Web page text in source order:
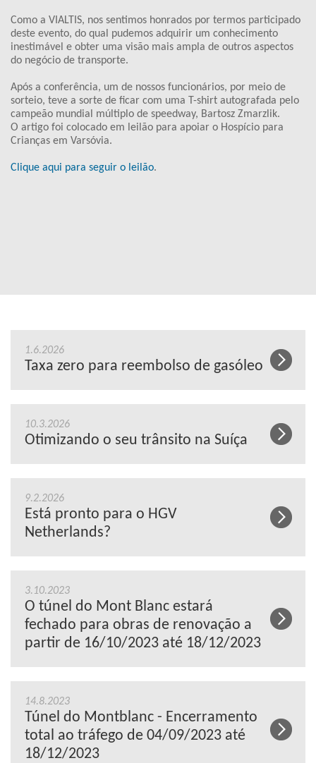
Como a VIALTIS, nos sentimos honrados por termos participado
deste evento, do qual pudemos adquirir um conhecimento
inestimável e obter uma visão mais ampla de outros aspectos
do negócio de transporte.
Após a conferência, um de nossos funcionários, por meio de
sorteio, teve a sorte de ficar com uma T-shirt autografada pelo
campeão mundial múltiplo de speedway, Bartosz Zmarzlik.
O artigo foi colocado em leilão para apoiar o Hospício para
Crianças em Varsóvia.
Clique aqui para seguir o leilão.
1.6.2026
Taxa zero para reembolso de gasóleo
10.3.2026
Otimizando o seu trânsito na Suíça
9.2.2026
Está pronto para o HGV
Netherlands?
3.10.2023
O túnel do Mont Blanc estará
fechado para obras de renovação a
partir de 16/10/2023 até 18/12/2023
14.8.2023
Túnel do Montblanc - Encerramento
total ao tráfego de 04/09/2023 até
18/12/2023